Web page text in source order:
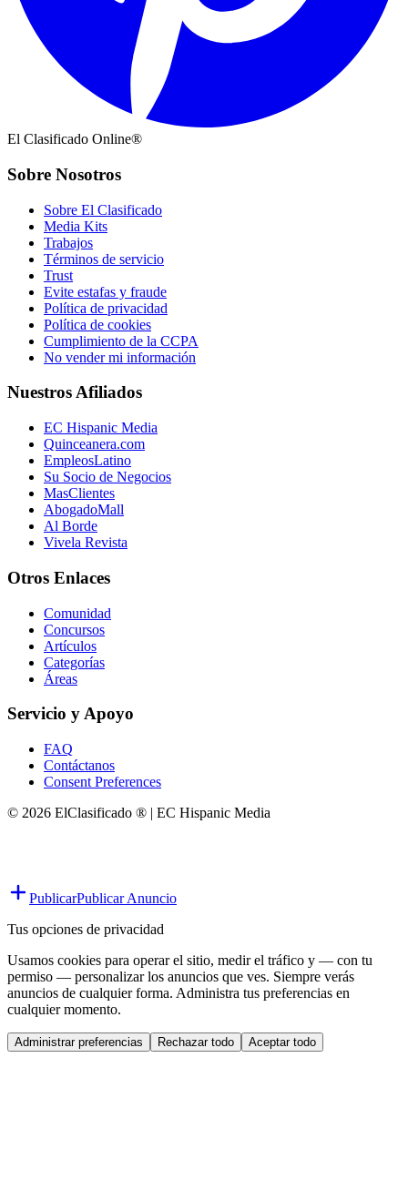
El Clasificado Online®
Sobre Nosotros
Sobre El Clasificado
Media Kits
Trabajos
Términos de servicio
Trust
Evite estafas y fraude
Política de privacidad
Política de cookies
Cumplimiento de la CCPA
No vender mi información
Nuestros Afiliados
EC Hispanic Media
Quinceanera.com
EmpleosLatino
Su Socio de Negocios
MasClientes
AbogadoMall
Al Borde
Vivela Revista
Otros Enlaces
Comunidad
Concursos
Artículos
Categorías
Áreas
Servicio y Apoyo
FAQ
Contáctanos
Consent Preferences
© 2026 ElClasificado ® | EC Hispanic Media
PublicarPublicar Anuncio
Tus opciones de privacidad
Usamos cookies para operar el sitio, medir el tráfico y — con tu
permiso — personalizar los anuncios que ves. Siempre verás
anuncios de cualquier forma. Administra tus preferencias en
cualquier momento.
Administrar preferencias Rechazar todo Aceptar todo